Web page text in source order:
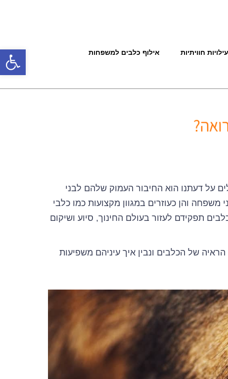
חוויתיות
אילוף כלבים למשפחות
על דעתנו הוא החיבור העמוק שלהם לבני
והן כעוזרים במגוון מקצועות כמו כלבי
תפקידם לעזור בעולם החינוך, סיוע ושיקום
של הכלבים ונבין איך עיניהם משפיעות